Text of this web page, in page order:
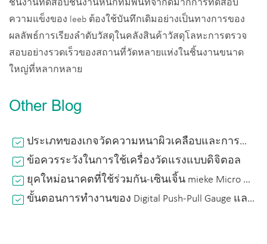
ชิ้นงานทดสอบชิ้นงานหนักที่มีพื้นที่จำกัดมากการทดสอบ
ความแข็งของ leeb ต้องใช้บันทึกเดิมอย่างเป็นทางการของ
ผลลัพธ์การเรียงลำดับวัสดุในคลังสินค้าวัสดุโลหะการตรวจ
สอบอย่างรวดเร็วของสถานที่วัดหลายแห่งในชิ้นงานขนาด
ใหญ่ที่หลากหลาย
Other Blog
ประเภทของเกจวัดความหนาผิวเคลือบและการทำงานที่ได้มาตรฐานสำหรับการวัดความหนาของฟิล์ม
ข้อควรระวังในการใช้เครื่องวัดแรงแบบดิจิตอล
ยุคใหม่อนาคตที่ใช้ร่วมกัน-เซินเจิ้น mieke Micro measuring Precision Instrument ได้รับเชิญให้เข้าร่วมในงาน China International Import Expo 2020
ขั้นตอนการทำงานของ Digital Push-Pull Gauge และการใช้งานที่ถูกต้อง